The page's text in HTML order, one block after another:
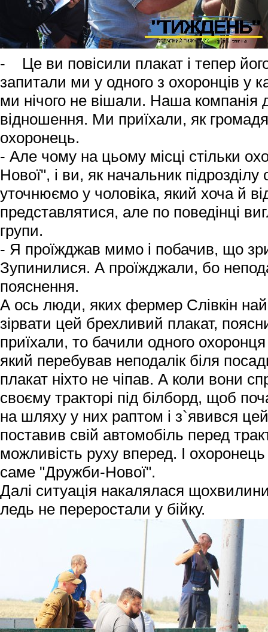
- Це ви повісили плакат і тепер
запитали ми у одного з охоронців у
ми нічого не вішали. Наша компанія
відношення. Ми приїхали, як
охоронець.
- Але чому на цьому місці стільки
Нової", і ви, як начальник
уточнюємо у чоловіка, який хоча й
представлятися, але по поведінці
групи.
- Я проїжджав мимо і побачив, що
Зупинилися. А проїжджали, бо
пояснення.
А ось люди, яких фермер Слівкін
зірвати цей брехливий плакат,
приїхали, то бачили одного
який перебував неподалік біля
плакат ніхто не чіпав. А коли вони
своєму тракторі під білборд, щоб
на шляху у них раптом і з`явився
поставив свій автомобіль перед
можливість руху вперед. І
саме "Дружби-Нової".
Далі ситуація накалялася
ледь не переростали у бійку.